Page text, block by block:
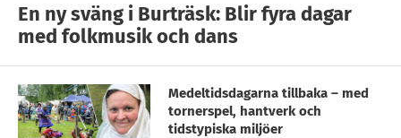
En ny sväng i Burträsk: Blir fyra dagar
med folkmusik och dans
Medeltidsdagarna tillbaka – med
tornerspel, hantverk och
tidstypiska miljöer